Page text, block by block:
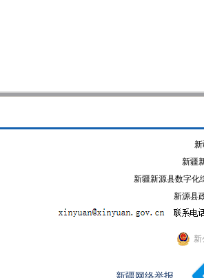
新疆
新疆新源县数字化
新源县
新